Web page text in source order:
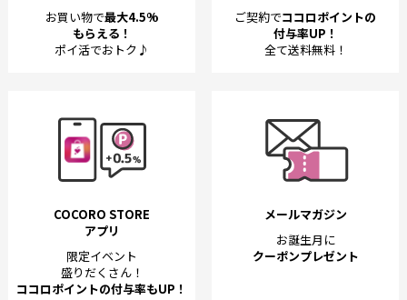
お買い物で最大4.5%
もらえる！
ポイ活でおトク♪
ご契約でココロポイントの
付与率UP！
全て送料無料！
COCORO STORE
アプリ
限定イベント
盛りだくさん！
ココロポイントの付与率もUP！
メールマガジン
お誕生月に
クーポンプレゼント